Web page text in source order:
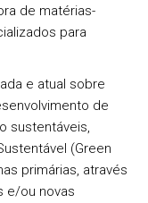
de matérias-
para
e atual sobre
de
sustentáveis,
(Green
primárias, através
e/ou novas